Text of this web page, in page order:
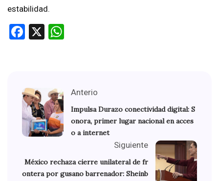
estabilidad.
Facebook
X
Anterio
Impulsa Durazo conectividad digital: S
onora, primer lugar nacional en acces
o a internet
Siguiente
México rechaza cierre unilateral de fr
ontera por gusano barrenador: Sheinb